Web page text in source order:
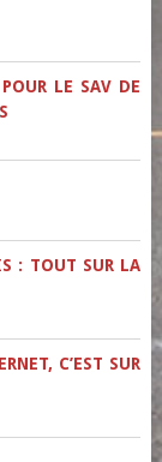
LE SAV DE
: TOUT SUR LA
C’EST SUR